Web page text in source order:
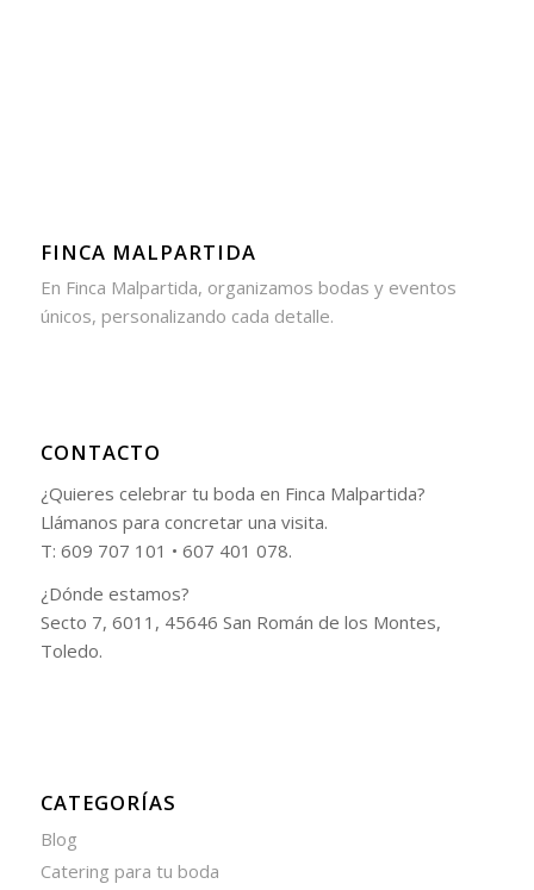
FINCA MALPARTIDA
En Finca Malpartida, organizamos bodas y eventos
únicos, personalizando cada detalle.
CONTACTO
¿Quieres celebrar tu boda en Finca Malpartida?
Llámanos para concretar una visita.
T: 609 707 101 • 607 401 078.
¿Dónde estamos?
Secto 7, 6011, 45646 San Román de los Montes,
Toledo.
CATEGORÍAS
Blog
Catering para tu boda